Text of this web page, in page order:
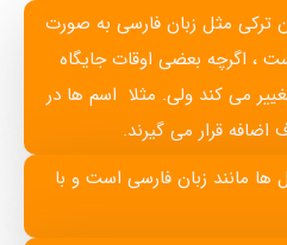
ترکی مثل زبان فارسی به صورت
، اگرچه بعضی اوقات جایگاه
می کند ولی. مثلا اسم ها در
قرار می گیرند.
مانند زبان فارسی است و با